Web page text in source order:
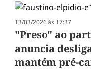
13/03/2026 às 17:37
"Preso" ao
anuncia
mantém pré-